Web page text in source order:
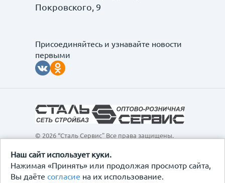
Наш сайт использует куки.
Нажимая «Принять» или продолжая просмотр сайта,
Вы даёте согласие на их использование.
Покровского, 9
Присоединяйтесь и узнавайте новости
первыми
© 2026 “Сталь Сервис" Все права защищены.
интернет-сайт, а также вся информация о товарах и
ценах, предоставленная на нём, носит
исключительно информационный характер и ни при
каких условиях не является публичной офертой,